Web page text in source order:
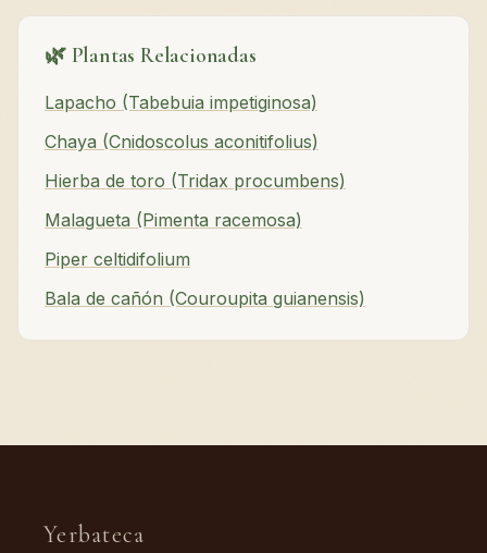
🌿 Plantas Relacionadas
Lapacho (Tabebuia impetiginosa)
Chaya (Cnidoscolus aconitifolius)
Hierba de toro (Tridax procumbens)
Malagueta (Pimenta racemosa)
Piper celtidifolium
Bala de cañón (Couroupita guianensis)
Yerbateca